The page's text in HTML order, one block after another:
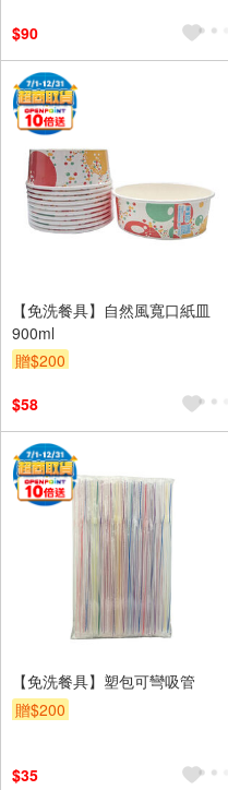
$90
【免洗餐具】自然風寬口紙皿
900ml
贈$200
$58
【免洗餐具】塑包可彎吸管
贈$200
$35